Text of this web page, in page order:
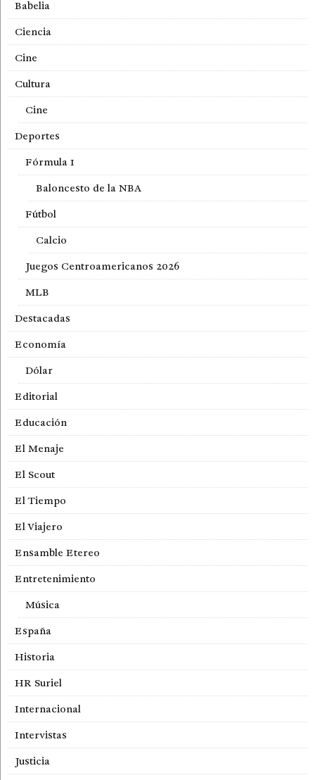
Babelia
Ciencia
Cine
Cultura
Cine
Deportes
Fórmula 1
Baloncesto de la NBA
Fútbol
Calcio
Juegos Centroamericanos 2026
MLB
Destacadas
Economía
Dólar
Editorial
Educación
El Menaje
El Scout
El Tiempo
El Viajero
Ensamble Etereo
Entretenimiento
Música
España
Historia
HR Suriel
Internacional
Intervistas
Justicia